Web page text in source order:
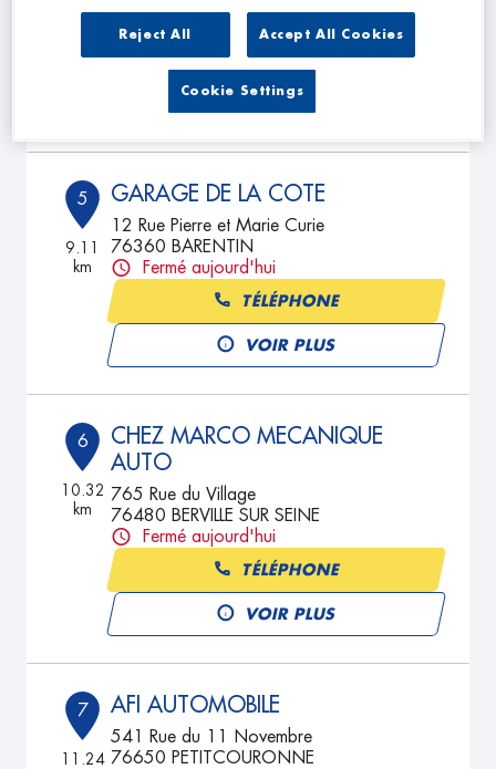
Fermé aujourd'hui
TÉLÉPHONE
VOIR PLUS
5
9.11
km
GARAGE DE LA COTE
12 Rue Pierre et Marie Curie
76360 BARENTIN
Fermé aujourd'hui
TÉLÉPHONE
VOIR PLUS
6
10.32
km
CHEZ MARCO MECANIQUE
AUTO
765 Rue du Village
76480 BERVILLE SUR SEINE
Fermé aujourd'hui
TÉLÉPHONE
VOIR PLUS
7
11.24
AFI AUTOMOBILE
541 Rue du 11 Novembre
76650 PETITCOURONNE
Reject All Accept All Cookies
Cookie Settings